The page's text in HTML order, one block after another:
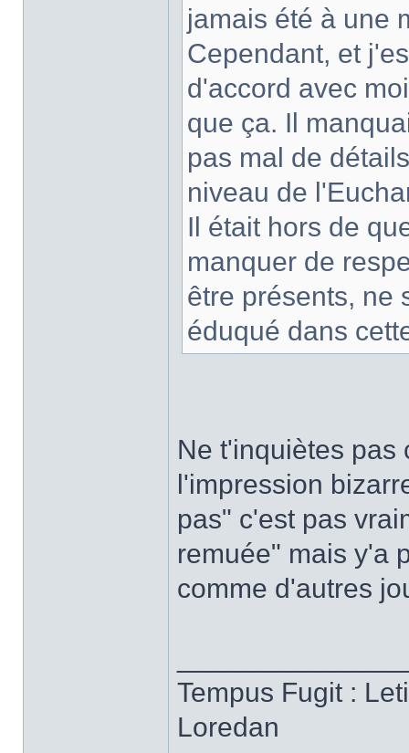
jamais été à une
Cependant, et
d'accord avec
que ça. Il
pas mal de
niveau de
Il était hors de
manquer de
être présents, ne
éduqué dans
Ne t'inquiètes pas
l'impression
pas" c'est pas
remuée" mais y'a
comme d'autres
Tempus Fugit :
Loredan